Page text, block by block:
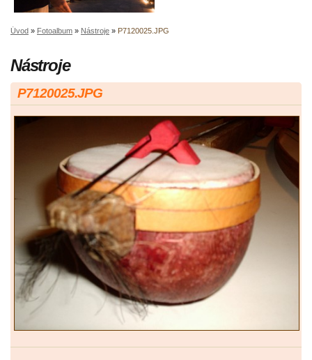
Úvod » Fotoalbum » Nástroje » P7120025.JPG
Nástroje
P7120025.JPG